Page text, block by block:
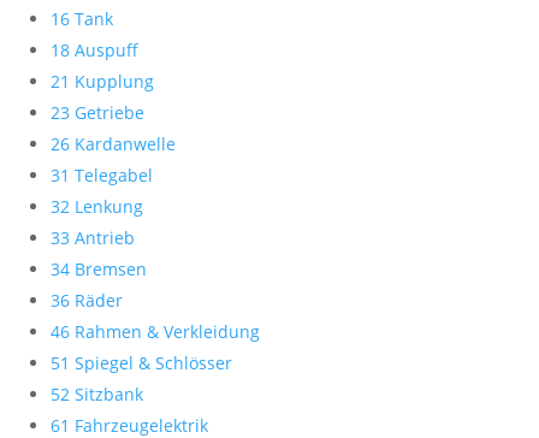
16 Tank
18 Auspuff
21 Kupplung
23 Getriebe
26 Kardanwelle
31 Telegabel
32 Lenkung
33 Antrieb
34 Bremsen
36 Räder
46 Rahmen & Verkleidung
51 Spiegel & Schlösser
52 Sitzbank
61 Fahrzeugelektrik